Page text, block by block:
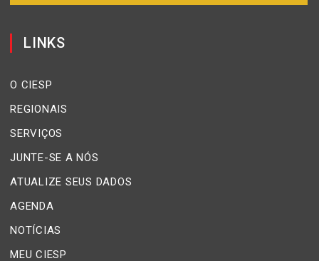
LINKS
O CIESP
REGIONAIS
SERVIÇOS
JUNTE-SE A NÓS
ATUALIZE SEUS DADOS
AGENDA
NOTÍCIAS
MEU CIESP